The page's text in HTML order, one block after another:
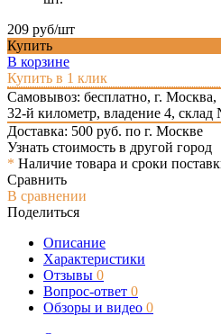
209 руб/шт
Купить
В корзине
Купить в 1 клик
Самовывоз: бесплатно, г.
32-й километр, владение 4,
Доставка: 500 руб. по г. Москве
Узнать стоимость в другой город
* Наличие товара и сроки
Сравнить
В сравнении
Поделиться
Описание
Характеристики
Отзывы 0
Вопрос-ответ 0
Обзоры и видео 0